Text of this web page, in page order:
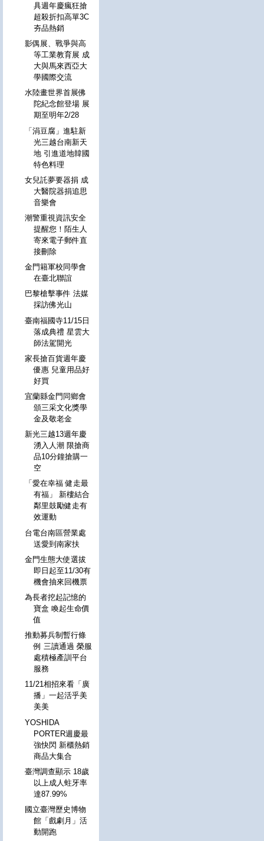
具週年慶瘋狂搶
超殺折扣高單3C
夯品熱銷
影偶展、戰爭與高
等工業教育展 成
大與馬來西亞大
學國際交流
水陸畫世界首展佛
陀紀念館登場 展
期至明年2/28
「涓豆腐」進駐新
光三越台南新天
地 引進道地韓國
特色料理
女兒託夢要器捐 成
大醫院器捐追思
音樂會
潮警重視資訊安全
提醒您！陌生人
寄來電子郵件直
接刪除
金門籍軍校同學會
在臺北聯誼
巴黎槍擊事件 法媒
採訪佛光山
臺南福國寺11/15日
落成典禮 星雲大
師法駕開光
家長搶百貨週年慶
優惠 兒童用品好
好買
宜蘭縣金門同鄉會
頒三采文化獎學
金及敬老金
新光三越13週年慶
湧入人潮 限搶商
品10分鐘搶購一
空
「愛在幸福 健走最
有福」 新樓結合
鄰里鼓勵健走有
效運動
台電台南區營業處
送愛到南家扶
金門生態大使選拔
即日起至11/30有
機會抽來回機票
為長者挖起記憶的
寶盒 喚起生命價
值
推動募兵制暫行條
例 三讀通過 榮服
處積極產訓平台
服務
11/21相招來看「廣
播」一起活乎美
美美
YOSHIDA
PORTER週慶最
強快閃 新櫃熱銷
商品大集合
臺灣調查顯示 18歲
以上成人蛀牙率
達87.99%
國立臺灣歷史博物
館「戲劇月」活
動開跑